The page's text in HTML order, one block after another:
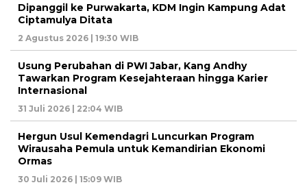
Dipanggil ke Purwakarta, KDM Ingin Kampung Adat
Ciptamulya Ditata
2 Agustus 2026 | 19:30 WIB
Usung Perubahan di PWI Jabar, Kang Andhy
Tawarkan Program Kesejahteraan hingga Karier
Internasional
31 Juli 2026 | 22:04 WIB
Hergun Usul Kemendagri Luncurkan Program
Wirausaha Pemula untuk Kemandirian Ekonomi
Ormas
30 Juli 2026 | 15:09 WIB